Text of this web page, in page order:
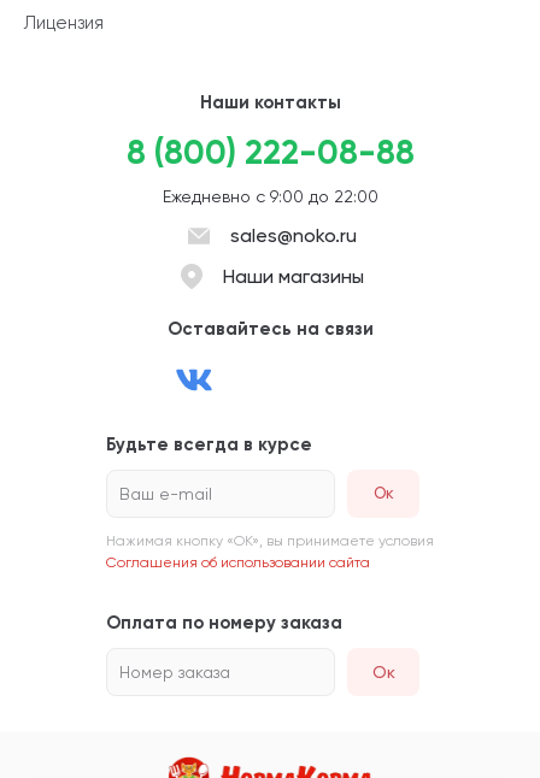
Лицензия
Наши контакты
8 (800) 222-08-88
Ежедневно с 9:00 до 22:00
sales@noko.ru
Наши магазины
Оставайтесь на связи
Будьте всегда в курсе
Ваш e-mail
Нажимая кнопку «ОК», вы принимаете условия
Соглашения об использовании сайта
Оплата по номеру заказа
Номер заказа Ок